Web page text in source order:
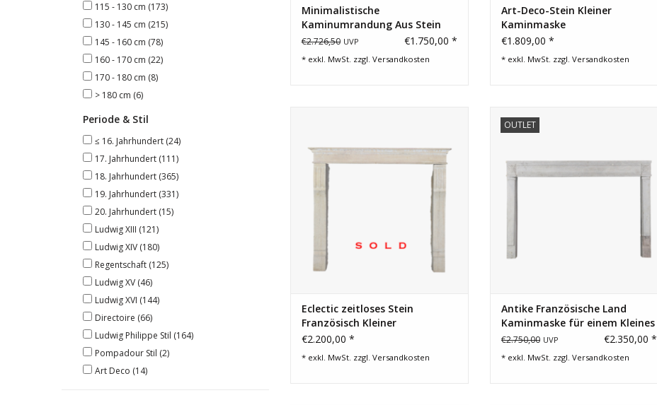
115 - 130 cm (173)
130 - 145 cm (215)
145 - 160 cm (78)
160 - 170 cm (22)
170 - 180 cm (8)
> 180 cm (6)
Periode & Stil
≤ 16. Jahrhundert (24)
17. Jahrhundert (111)
18. Jahrhundert (365)
19. Jahrhundert (331)
20. Jahrhundert (15)
Ludwig XIII (121)
Ludwig XIV (180)
Regentschaft (125)
Ludwig XV (46)
Ludwig XVI (144)
Directoire (66)
Ludwig Philippe Stil (164)
Pompadour Stil (2)
Art Deco (14)
Minimalistische
Kaminumrandung Aus Stein
€2.726,50 UVP €1.750,00 *
* exkl. MwSt. zzgl. Versandkosten
Art-Deco-Stein Kleiner
Kaminmaske
€1.809,00 *
* exkl. MwSt. zzgl. Versandkosten
Eclectic zeitloses Stein
Französisch Kleiner
Kaminmaske
€2.200,00 *
* exkl. MwSt. zzgl. Versandkosten
OUTLET
Antike Französische Land
Kaminmaske für einem Kleines
Budget
€2.750,00 UVP €2.350,00 *
* exkl. MwSt. zzgl. Versandkosten